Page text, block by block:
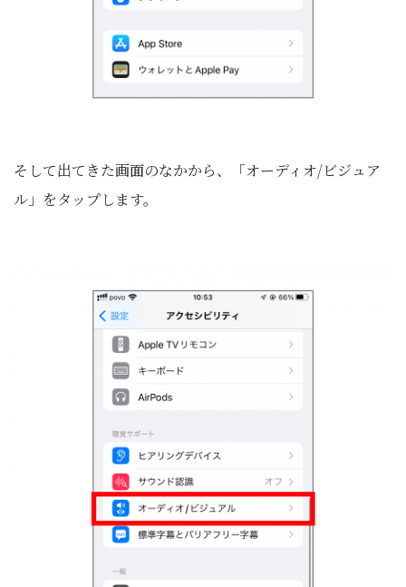
そして出てきた画面のなかから、「オーディオ/ビジュア
ル」をタップします。